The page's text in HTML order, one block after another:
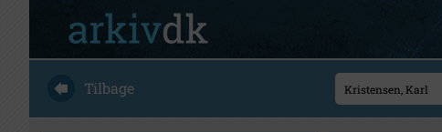
Tilbage